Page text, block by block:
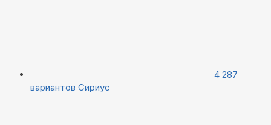
4 287
вариантов Сириус